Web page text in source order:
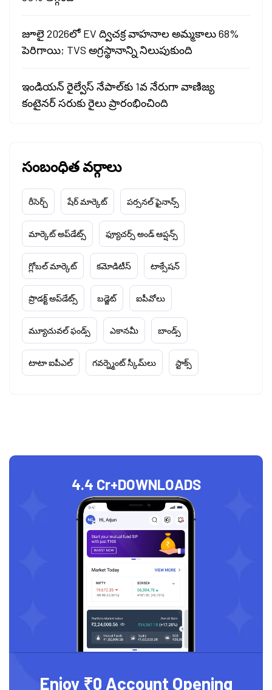
జూలై 2026లో EV ద్విచక్ర వాహనాల అమ్మకాలు 68%
పెరిగాయి; TVS అగ్రస్థానాన్ని నిలుపుకుంది
ఇండియన్ రైల్వేస్ నేపాల్‌కు 1వ నేరుగా వాణిజ్య
కంటైనర్ సరుకు రైలు ప్రారంభించింది
సంబంధిత వర్గాలు
రీసెర్చ్ షేర్ మార్కెట్ పర్సనల్ ఫైనాన్స్
మార్కెట్ అప్‌డేట్స్ ఫ్యూచర్స్ అండ్ ఆప్షన్స్
గ్లోబల్ మార్కెట్ కమోడిటీస్ టాక్సేషన్
ప్రొడక్ట్ అప్‌డేట్స్ బడ్జెట్ ఐపీవోలు
మ్యూచువల్ ఫండ్స్ ఎకానమీ బాండ్స్
టాటా ఐపీఎల్ గవర్న్మెంట్ స్కీమ్‌లు స్టాక్స్
4.4 Cr+DOWNLOADS
Enjoy ₹0 Account Opening